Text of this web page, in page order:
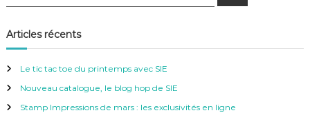
h
e
c
h
e
c
Articles récents
Le tic tac toe du printemps avec SIE
Nouveau catalogue, le blog hop de SIE
Stamp Impressions de mars : les exclusivités en ligne